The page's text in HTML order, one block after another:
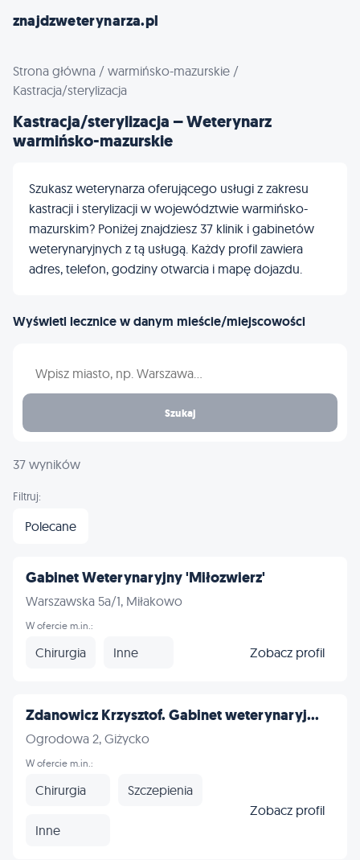
znajdzweterynarza.pl
Strona główna / warmińsko-mazurskie /
Kastracja/sterylizacja
Kastracja/sterylizacja – Weterynarz
warmińsko-mazurskie
Szukasz weterynarza oferującego usługi z zakresu
kastracji i sterylizacji w województwie warmińsko-
mazurskim? Poniżej znajdziesz 37 klinik i gabinetów
weterynaryjnych z tą usługą. Każdy profil zawiera
adres, telefon, godziny otwarcia i mapę dojazdu.
Wyświetl lecznice w danym mieście/miejscowości
Szukaj
37 wyników
Filtruj:
Polecane
Gabinet Weterynaryjny 'Miłozwierz'
Warszawska 5a/1, Miłakowo
W ofercie m.in.:
Chirurgia Inne Zobacz profil
Zdanowicz Krzysztof. Gabinet weterynaryj...
Ogrodowa 2, Giżycko
W ofercie m.in.:
Chirurgia Szczepienia
Inne
Zobacz profil